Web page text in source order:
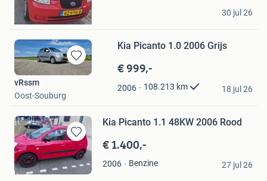
Quix
Helmond
30 jul 26
Bewaren
in
Favorieten
Kia Picanto 1.0 2006 Grijs
€ 999,-
2006 108.213 km
vRssm
Oost-Souburg
18 jul 26
Bewaren
in
Mijn
Favorieten
Kia Picanto 1.1 48KW 2006 Rood
€ 1.400,-
2006 Benzine
Kyra.076
Etten-Leur
27 jul 26